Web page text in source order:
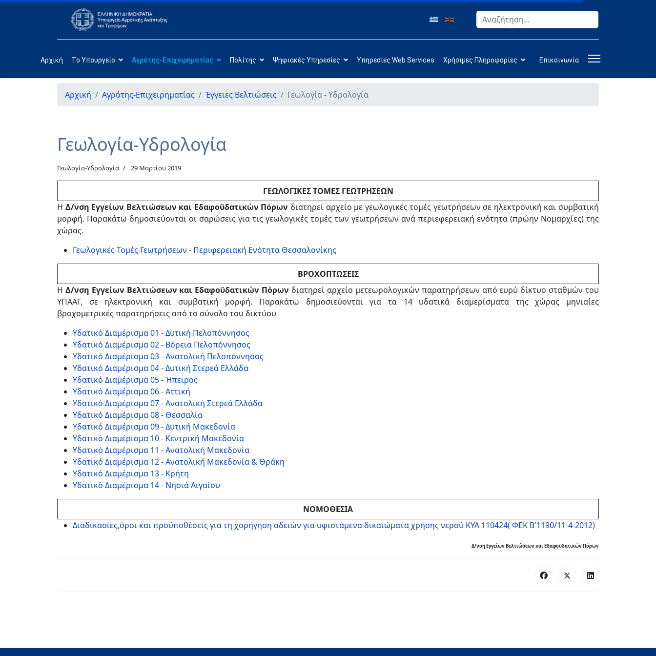
Αναζήτηση
Αρχική Το Υπουργείο Αγρότης-Επιχειρηματίας Πολίτης Ψηφιακές Υπηρεσίες Υπηρεσίες Web Services Χρήσιμες Πληροφορίες Επικοινωνία
Αρχική Αγρότης-Επιχειρηματίας Έγγειες Βελτιώσεις Γεωλογία - Υδρολογία
Γεωλογία-Υδρολογία
Γεωλογία-Υδρολογία 29 Μαρτίου 2019
ΓΕΩΛΟΓΙΚΕΣ ΤΟΜΕΣ ΓΕΩΤΡΗΣΕΩΝ
Η Δ/νση Εγγείων Βελτιώσεων και Εδαφοϋδατικών Πόρων διατηρεί αρχείο με γεωλογικές τομές γεωτρήσεων σε ηλεκτρονική και συμβατική
μορφή. Παρακάτω δημοσιεύονται οι σαρώσεις για τις γεωλογικές τομές των γεωτρήσεων ανά περιεφερειακή ενότητα (πρώην Νομαρχίες) της
χώρας.
Γεωλογικές Τομές Γεωτρήσεων - Περιφερειακή Ενότητα Θεσσαλονίκης
ΒΡΟΧΟΠΤΩΣΕΙΣ
Η Δ/νση Εγγείων Βελτιώσεων και Εδαφοϋδατικών Πόρων διατηρεί αρχείο μετεωρολογικών παρατηρήσεων από ευρύ δίκτυο σταθμών του
ΥΠΑΑΤ, σε ηλεκτρονική και συμβατική μορφή. Παρακάτω δημοσιεύονται για τα 14 υδατικά διαμερίσματα της χώρας μηνιαίες
βροχομετρικές παρατηρήσεις από το σύνολο του δικτύου
Υδατικό Διαμέρισμα 01 - Δυτική Πελοπόννησος
Υδατικό Διαμέρισμα 02 - Βόρεια Πελοπόννησος
Υδατικό Διαμέρισμα 03 - Ανατολική Πελοπόννησος
Υδατικό Διαμέρισμα 04 - Δυτική Στερεά Ελλάδα
Υδατικό Διαμέρισμα 05 - Ήπειρος
Υδατικό Διαμέρισμα 06 - Αττική
Υδατικό Διαμέρισμα 07 - Ανατολική Στερεά Ελλάδα
Υδατικό Διαμέρισμα 08 - Θεσσαλία
Υδατικό Διαμέρισμα 09 - Δυτική Μακεδονία
Υδατικό Διαμέρισμα 10 - Κεντρική Μακεδονία
Υδατικό Διαμέρισμα 11 - Ανατολική Μακεδονία
Υδατικό Διαμέρισμα 12 - Ανατολική Μακεδονία & Θράκη
Υδατικό Διαμέρισμα 13 - Κρήτη
Υδατικό Διαμέρισμα 14 - Νησιά Αιγαίου
ΝΟΜΟΘΕΣΙΑ
Διαδικασίες,όροι και προϋποθέσεις για τη χορήγηση αδειών για υφιστάμενα δικαιώματα χρήσης νερού ΚΥΑ 110424( ΦΕΚ Β'1190/11-4-2012)
Δ/νση Εγγείων Βελτιώσεων και Εδαφοϋδατικών Πόρων